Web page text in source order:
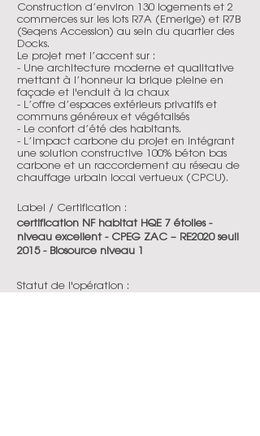
Construction d’environ 130 logements et 2
commerces sur les lots R7A (Emerige) et R7B
(Seqens Accession) au sein du quartier des
Docks.
Le projet met l’accent sur :
- Une architecture moderne et qualitative
mettant à l’honneur la brique pleine en
façade et l'enduit à la chaux
- L’offre d’espaces extérieurs privatifs et
communs généreux et végétalisés
- Le confort d’été des habitants.
- L’impact carbone du projet en intégrant
une solution constructive 100% béton bas
carbone et un raccordement au réseau de
chauffage urbain local vertueux (CPCU).
Label / Certification :
certification NF habitat HQE 7 étoiles -
niveau excellent - CPEG ZAC – RE2020 seuil
2015 - Biosource niveau 1
Statut de l'opération :